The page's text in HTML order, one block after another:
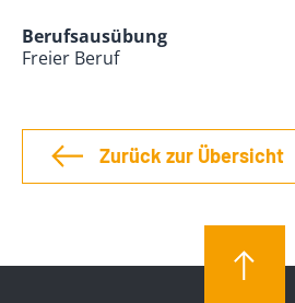
Berufsausübung
Freier Beruf
Zurück zur Übersicht